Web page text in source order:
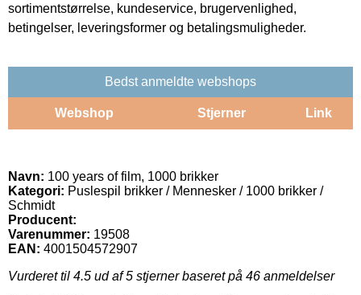
sortimentstørrelse, kundeservice, brugervenlighed,
betingelser, leveringsformer og betalingsmuligheder.
Bedst anmeldte webshops
Webshop Stjerner Link
Navn: 100 years of film, 1000 brikker
Kategori: Puslespil brikker / Mennesker / 1000 brikker /
Schmidt
Producent:
Varenummer: 19508
EAN: 4001504572907
Vurderet til 4.5 ud af 5 stjerner baseret på 46 anmeldelser